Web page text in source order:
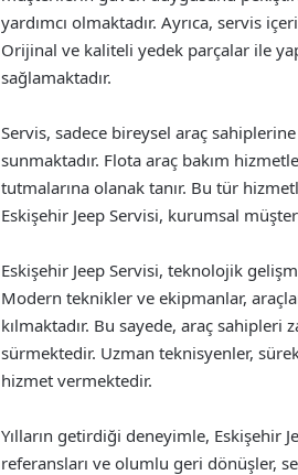
yardımcı olmaktadır. Ayrıca, servis
Orijinal ve kaliteli yedek parçalar ile
sağlamaktadır.
Servis, sadece bireysel araç
sunmaktadır. Flota araç bakım
tutmalarına olanak tanır. Bu tür
Eskişehir Jeep Servisi, kurumsal
Eskişehir Jeep Servisi, teknolojik
Modern teknikler ve ekipmanlar,
kılmaktadır. Bu sayede, araç
sürmektedir. Uzman teknisyenler,
hizmet vermektedir.
Yılların getirdiği deneyimle, Eskişehir
referansları ve olumlu geri dönüşler,